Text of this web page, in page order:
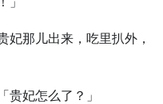
妃那儿出来，吃里扒外，
贵妃怎么了？」